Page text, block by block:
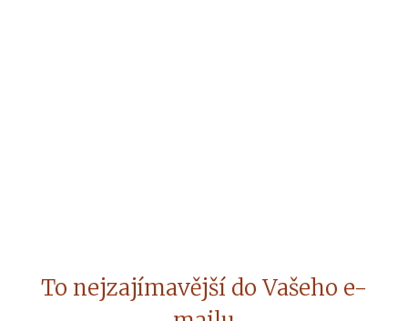
To nejzajímavější do Vašeho e-